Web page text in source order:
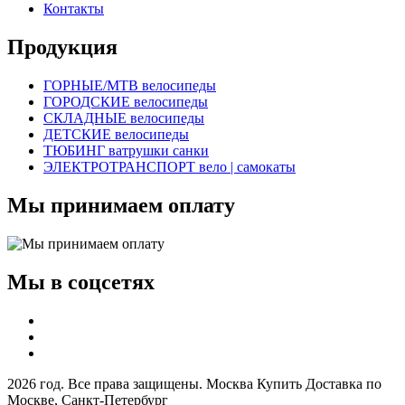
Контакты
Продукция
ГОРНЫЕ/MTB велосипеды
ГОРОДСКИЕ велосипеды
СКЛАДНЫЕ велосипеды
ДЕТСКИЕ велосипеды
ТЮБИНГ ватрушки санки
ЭЛЕКТРОТРАНСПОРТ вело | самокаты
Мы принимаем оплату
Мы в соцсетях
2026 год. Все права защищены. Москва Купить Доставка по
Москве, Санкт-Петербург